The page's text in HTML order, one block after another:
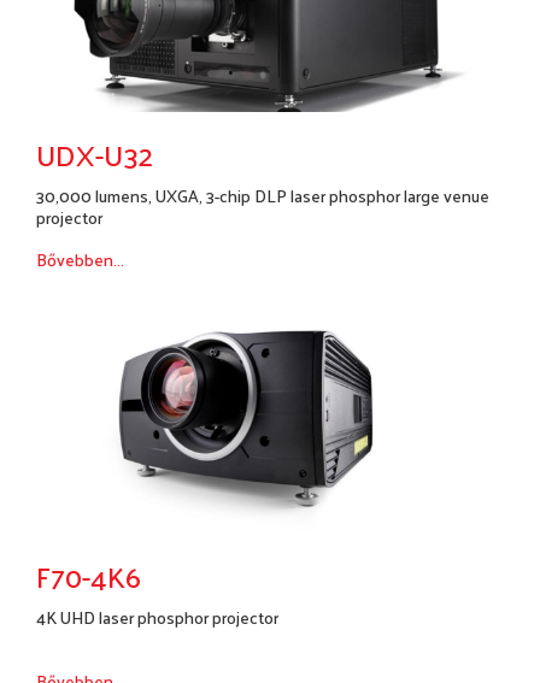
UDX-U32
30,000 lumens, UXGA, 3-chip DLP laser phosphor large venue
projector
Bővebben...
F70-4K6
4K UHD laser phosphor projector